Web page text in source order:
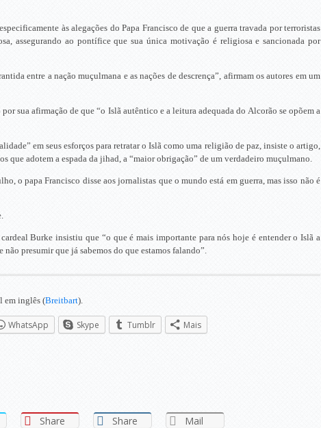
às alegações do Papa Francisco de que a guerra travada por terroristas
assegurando ao pontífice que sua única motivação é religiosa e sancionada por
entre a nação muçulmana e as nações de descrença”, afirmam os autores em um
sua afirmação de que “o Islã autêntico e a leitura adequada do Alcorão se opõem a
em seus esforços para retratar o Islã como uma religião de paz, insiste o artigo,
que adotem a espada da jihad, a “maior obrigação” de um verdadeiro muçulmano.
o papa Francisco disse aos jornalistas que o mundo está em guerra, mas isso não é
Burke insistiu que “o que é mais importante para nós hoje é entender o Islã a
presumir que já sabemos do que estamos falando”.
em inglês (Breitbart).
WhatsApp Skype Tumblr Mais
Share Share Mail